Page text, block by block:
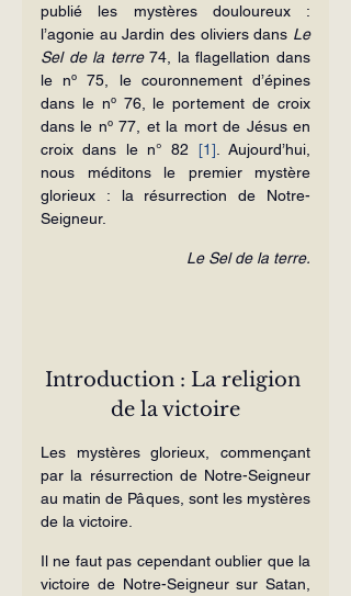
publié les mystères douloureux :
l’agonie au Jardin des oliviers dans Le
Sel de la terre 74, la flagellation dans
le nº 75, le couronnement d’épines
dans le nº 76, le portement de croix
dans le nº 77, et la mort de Jésus en
croix dans le n° 82 [1] . Aujourd’hui,
nous méditons le premier mystère
glorieux : la résurrection de Notre-
Seigneur.
Le Sel de la terre.
Introduction : La religion
de la victoire
Les mystères glorieux, commençant
par la résurrection de Notre-Seigneur
au matin de Pâques, sont les mystères
de la victoire.
Il ne faut pas cependant oublier que la
victoire de Notre-Seigneur sur Satan,